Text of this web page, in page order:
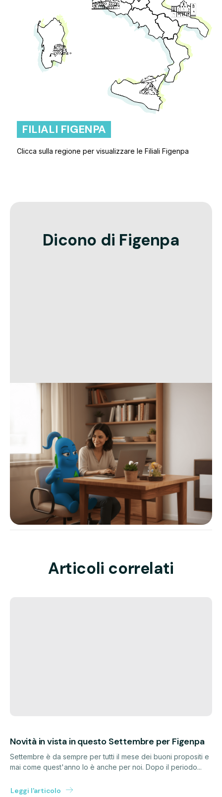
FILIALI FIGENPA
Clicca sulla regione per visualizzare le Filiali Figenpa
Dicono di Figenpa
Articoli correlati
Novità in vista in questo Settembre per Figenpa
Settembre è da sempre per tutti il mese dei buoni propositi e
mai come quest'anno lo è anche per noi. Dopo il periodo...
Leggi l'articolo